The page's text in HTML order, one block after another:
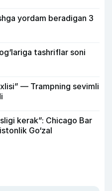
yordam beradigan 3
tashriflar soni
— Trampning sevimli
kerak”: Chicago Bar
Go‘zal